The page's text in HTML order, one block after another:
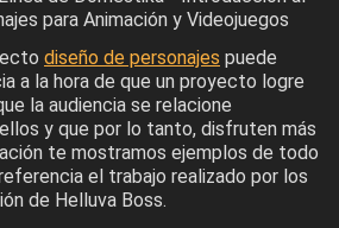
para Animación y Videojuegos
diseño de personajes puede
a la hora de que un proyecto logre
la audiencia se relacione
y que por lo tanto, disfruten más
te mostramos ejemplos de todo
el trabajo realizado por los
de Helluva Boss.